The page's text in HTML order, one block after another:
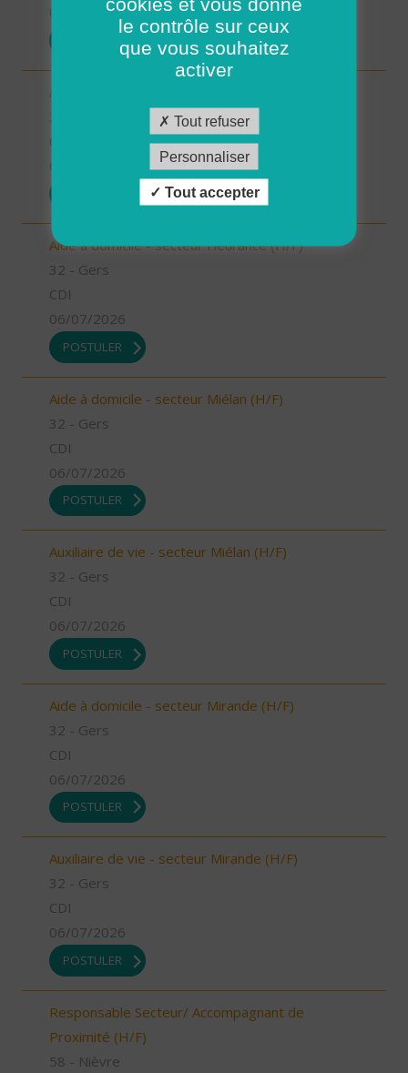
07/07/2026
Aide à domicile - secteur Condom (H/F)
Aide à domicile - secteur Fleurance (H/F)
32 - Gers
CDI
06/07/2026
POSTULER
Aide à domicile - secteur Miélan (H/F)
32 - Gers
CDI
06/07/2026
POSTULER
Auxiliaire de vie - secteur Miélan (H/F)
32 - Gers
CDI
06/07/2026
POSTULER
Aide à domicile - secteur Mirande (H/F)
32 - Gers
CDI
06/07/2026
POSTULER
Auxiliaire de vie - secteur Mirande (H/F)
32 - Gers
CDI
06/07/2026
POSTULER
Responsable Secteur/ Accompagnant de
Proximité (H/F)
58 - Nièvre
le contrôle sur ceux
que vous souhaitez
activer
Tout refuser
Personnaliser
Tout accepter